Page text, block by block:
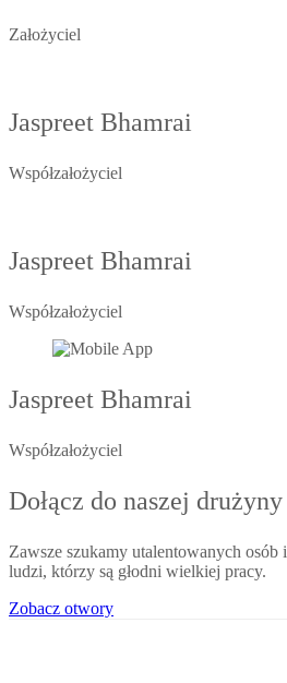
Założyciel
Jaspreet Bhamrai
Współzałożyciel
Jaspreet Bhamrai
Współzałożyciel
Jaspreet Bhamrai
Współzałożyciel
Dołącz do naszej drużyny
Zawsze szukamy utalentowanych osób i
ludzi, którzy są głodni wielkiej pracy.
Zobacz otwory